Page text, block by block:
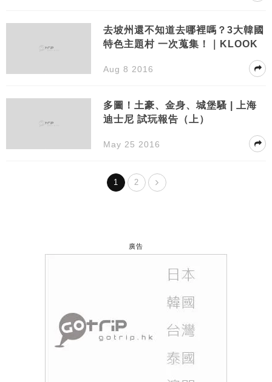
去坡州還不知道去哪裡嗎？3大韓國
特色主題村 一次蒐集！｜KLOOK
Aug 8 2016
多圖！土豪、金身、城堡騷 | 上海
迪士尼 試玩報告（上）
May 25 2016
1 2
廣告